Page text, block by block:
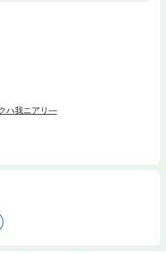
オと竜哉、二匹の龍ともに危機が迫
ハ我ニアリ—